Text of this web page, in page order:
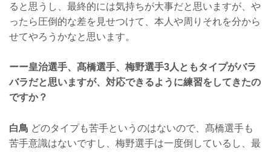
ると思うし、最終的には気持ちが大事だと思いますが、や
ったら圧倒的な差を見せつけて、本人や周りそれを分から
せてやろうかなと思います。
ーー皇治選手、髙橋選手、梅野選手3人ともタイプがバラ
バラだと思いますが、対応できるように練習をしてきたの
ですか？
白鳥 どのタイプも苦手というのはないので、髙橋選手も
苦手意識はないですし、梅野選手は一度倒しているし、最